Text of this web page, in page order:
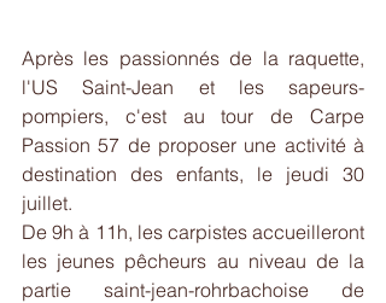
Après les passionnés de la raquette,
l'US Saint-Jean et les sapeurs-
pompiers, c'est au tour de Carpe
Passion 57 de proposer une activité à
destination des enfants, le jeudi 30
juillet.
De 9h à 11h, les carpistes accueilleront
les jeunes pêcheurs au niveau de la
partie saint-jean-rohrbachoise de